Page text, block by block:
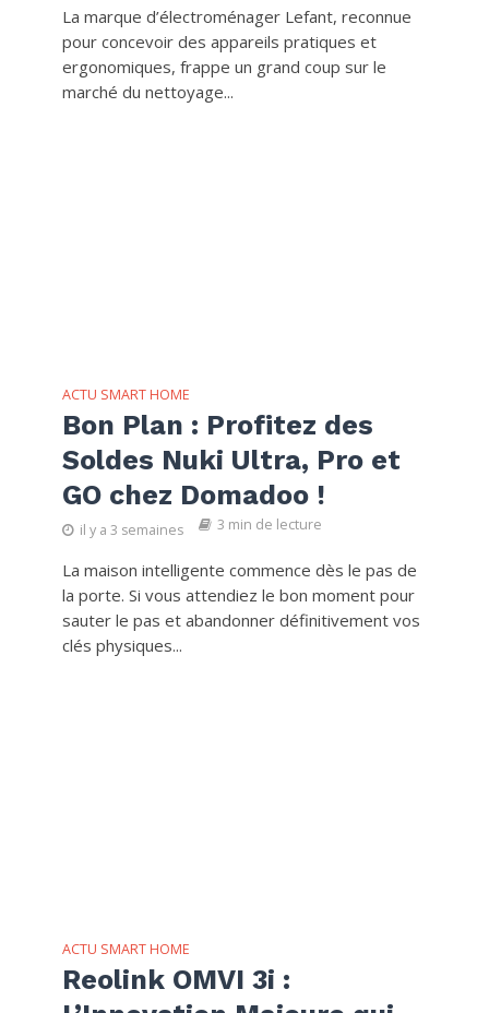
La marque d’électroménager Lefant, reconnue
pour concevoir des appareils pratiques et
ergonomiques, frappe un grand coup sur le
marché du nettoyage...
ACTU SMART HOME
Bon Plan : Profitez des
Soldes Nuki Ultra, Pro et
GO chez Domadoo !
il y a 3 semaines 3 min de lecture
La maison intelligente commence dès le pas de
la porte. Si vous attendiez le bon moment pour
sauter le pas et abandonner définitivement vos
clés physiques...
ACTU SMART HOME
Reolink OMVI 3i :